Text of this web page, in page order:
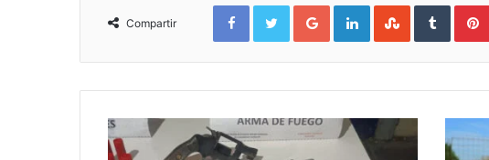
Compartir
FacebookTwitterGoogle+LinkedInStumbleUpon
Tumblr